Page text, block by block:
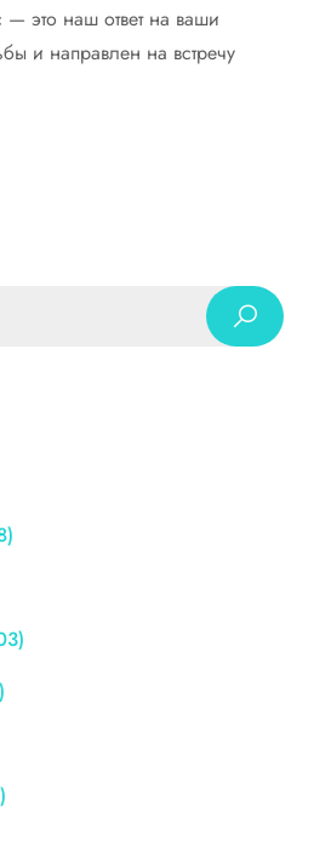
это наш ответ на ваши
и направлен на встречу